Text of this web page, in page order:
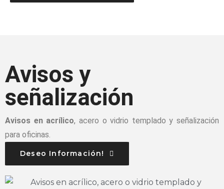
Avisos y
señalización
Avisos en acrílico, acero o vidrio templado y señalización
para oficinas.
Deseo Información!